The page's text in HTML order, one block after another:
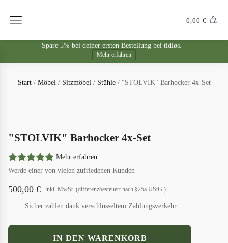
0,00 €
Spare 5% bei deiner ersten Bestellung bei tidløs.
Mehr erfahren
Start/ Möbel/ Sitzmöbel/ Stühle/ "STOLVIK" Barhocker 4x-Set
"STOLVIK" Barhocker 4x-Set
Mehr erfahren
Werde einer von vielen zufriedenen Kunden
500,00 € inkl. MwSt. (differenzbesteuert nach §25a UStG.)
Sicher zahlen dank verschlüsseltem Zahlungsverkehr
IN DEN WARENKORB